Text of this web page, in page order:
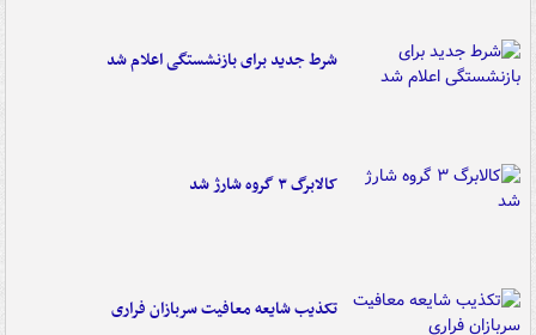
شرط جدید برای بازنشستگی اعلام شد
کالابرگ ۳ گروه شارژ شد
تکذیب شایعه معافیت سربازان فراری